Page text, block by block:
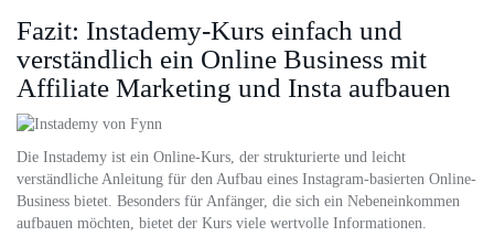
Fazit: Instademy-Kurs einfach und
verständlich ein Online Business mit
Affiliate Marketing und Insta aufbauen
Die Instademy ist ein Online-Kurs, der strukturierte und leicht
verständliche Anleitung für den Aufbau eines Instagram-basierten Online-
Business bietet. Besonders für Anfänger, die sich ein Nebeneinkommen
aufbauen möchten, bietet der Kurs viele wertvolle Informationen.